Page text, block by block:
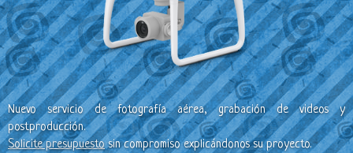
Nuevo servicio de fotografía aérea, grabación de videos y
postproducción.
Solicite presupuestosin compromiso explicándonos su proyecto.